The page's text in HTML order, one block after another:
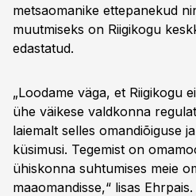
metsaomanike ettepanekud
muutmiseks on Riigikogu
edastatud.
„Loodame väga, et Riigikogu
ühe väikese valdkonna
laiemalt selles omandiõiguse
küsimusi. Tegemist on
ühiskonna suhtumises meie
maaomandisse,“ lisas Ehrpais.